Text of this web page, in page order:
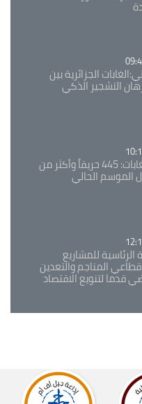
الجزائرية بين
التشجير الذكي
المدير العام للغابات: 445 حريقاً وأكثر من
للمشاريع
المناجم والتعدين
لتنويع الاقتصاد